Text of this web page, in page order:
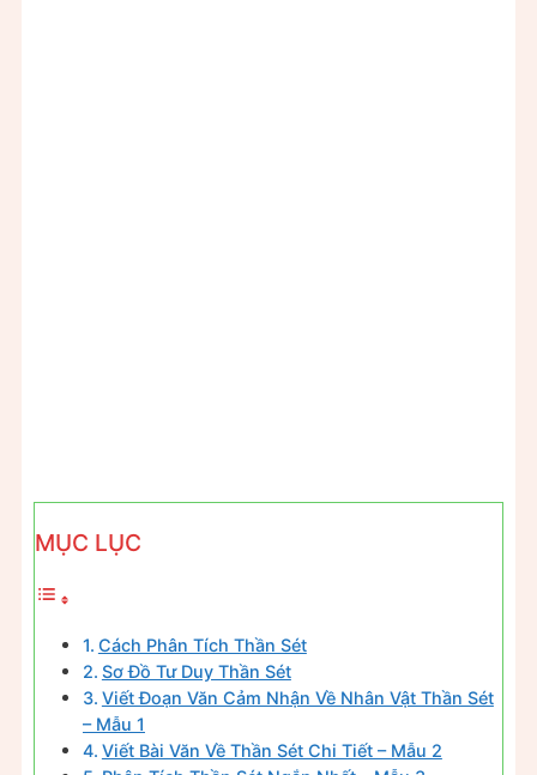
MỤC LỤC
Cách Phân Tích Thần Sét
Sơ Đồ Tư Duy Thần Sét
Viết Đoạn Văn Cảm Nhận Về Nhân Vật Thần Sét
– Mẫu 1
Viết Bài Văn Về Thần Sét Chi Tiết – Mẫu 2